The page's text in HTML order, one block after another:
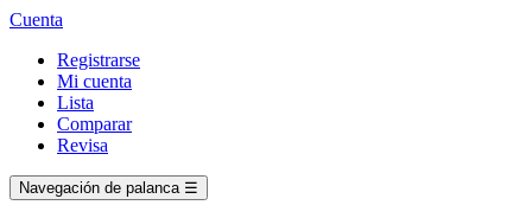
Cuenta
Registrarse
Mi cuenta
Lista
Comparar
Revisa
Navegación de palanca ☰